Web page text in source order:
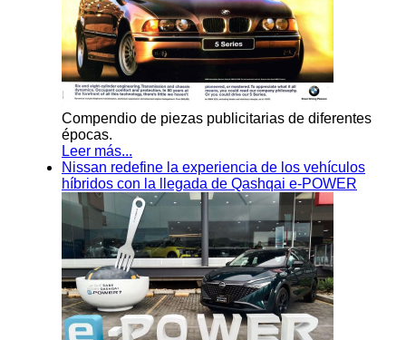
Compendio de piezas publicitarias de diferentes
épocas.
Leer más...
Nissan redefine la experiencia de los vehículos
híbridos con la llegada de Qashqai e-POWER